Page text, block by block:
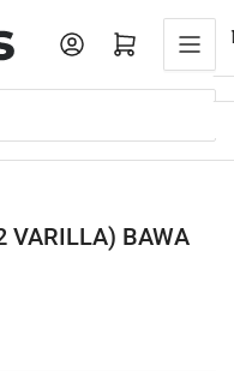
Iniciar sesiónAbrir cesta pequeña
VARILLA) BAWA